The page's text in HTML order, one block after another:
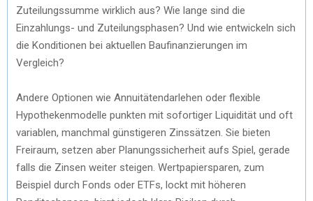
Zuteilungssumme wirklich aus? Wie lange sind die
Einzahlungs- und Zuteilungsphasen? Und wie entwickeln sich
die Konditionen bei aktuellen Baufinanzierungen im
Vergleich?
Andere Optionen wie Annuitätendarlehen oder flexible
Hypothekenmodelle punkten mit sofortiger Liquidität und oft
variablen, manchmal günstigeren Zinssätzen. Sie bieten
Freiraum, setzen aber Planungssicherheit aufs Spiel, gerade
falls die Zinsen weiter steigen. Wertpapiersparen, zum
Beispiel durch Fonds oder ETFs, lockt mit höheren